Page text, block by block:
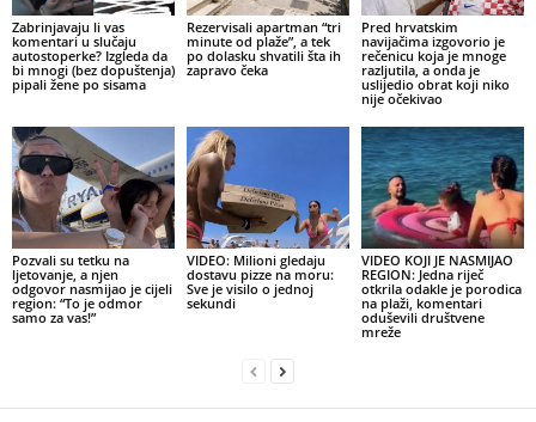
Zabrinjavaju li vas
komentari u slučaju
autostoperke? Izgleda da
bi mnogi (bez dopuštenja)
pipali žene po sisama
Rezervisali apartman “tri
minute od plaže”, a tek
po dolasku shvatili šta ih
zapravo čeka
Pred hrvatskim
navijačima izgovorio je
rečenicu koja je mnoge
razljutila, a onda je
uslijedio obrat koji niko
nije očekivao
Pozvali su tetku na
ljetovanje, a njen
odgovor nasmijao je cijeli
region: “To je odmor
samo za vas!”
VIDEO: Milioni gledaju
dostavu pizze na moru:
Sve je visilo o jednoj
sekundi
VIDEO KOJI JE NASMIJAO
REGION: Jedna riječ
otkrila odakle je porodica
na plaži, komentari
oduševili društvene
mreže